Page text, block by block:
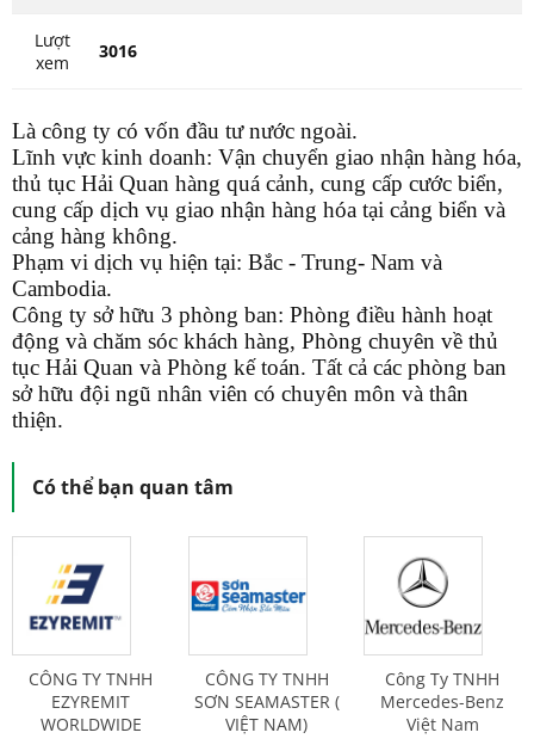
Lượt
xem
3016
Là công ty có vốn đầu tư nước ngoài.
Lĩnh vực kinh doanh: Vận chuyển giao nhận hàng hóa,
thủ tục Hải Quan hàng quá cảnh, cung cấp cước biển,
cung cấp dịch vụ giao nhận hàng hóa tại cảng biển và
cảng hàng không.
Phạm vi dịch vụ hiện tại: Bắc - Trung- Nam và
Cambodia.
Công ty sở hữu 3 phòng ban: Phòng điều hành hoạt
động và chăm sóc khách hàng, Phòng chuyên về thủ
tục Hải Quan và Phòng kế toán. Tất cả các phòng ban
sở hữu đội ngũ nhân viên có chuyên môn và thân
thiện.
Có thể bạn quan tâm
CÔNG TY TNHH
EZYREMIT
WORLDWIDE
CÔNG TY TNHH
SƠN SEAMASTER (
VIỆT NAM)
Công Ty TNHH
Mercedes-Benz
Việt Nam